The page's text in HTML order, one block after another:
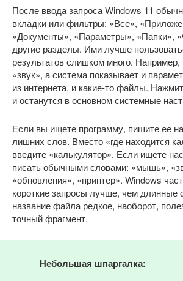
После ввода запроса Windows 11
вкладки или фильтры: «Все»,
«Документы», «Параметры», «Папки»,
другие разделы. Ими лучше
результатов слишком много.
«звук», а система показывает и
из интернета, и какие-то файлы.
и останутся в основном системные
Если вы ищете программу, пишите ее
лишних слов. Вместо «где находится
введите «калькулятор». Если ищете
писать обычными словами: «мышь»,
«обновления», «принтер». Windows
короткие запросы лучше, чем
название файла редкое, наоборот,
точный фрагмент.
Небольшая шпаргалка: